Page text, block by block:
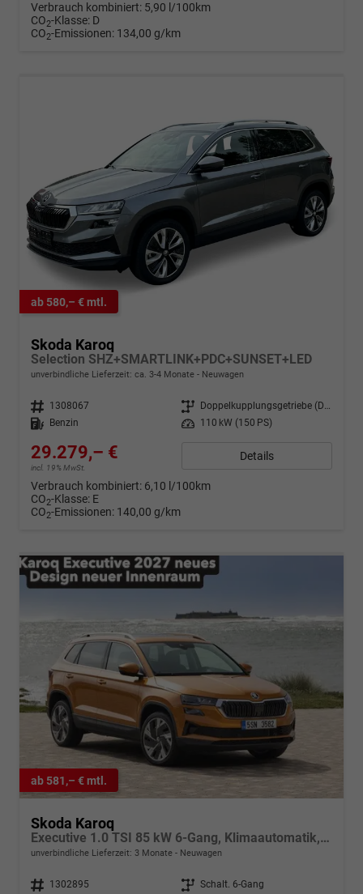
Verbrauch kombiniert: 5,90 l/100km
CO2-Klasse: D
CO2-Emissionen: 134,00 g/km
ab 580,– € mtl.
Skoda Karoq
Selection SHZ+SMARTLINK+PDC+SUNSET+LED
unverbindliche Lieferzeit: ca. 3-4 Monate Neuwagen
Fahrzeugnr. 1308067 Getriebe
Doppelkupplungsgetriebe (DSG)
Kraftstoff
Benzin Leistung 110 kW (150 PS)
29.279,– €
incl. 19% MwSt.
Details
Verbrauch kombiniert: 6,10 l/100km
CO2-Klasse: E
CO2-Emissionen: 140,00 g/km
ab 581,– € mtl.
Skoda Karoq
Executive 1.0 TSI 85 kW 6-Gang, Klimaautomatik, Metallfarbe, ACC ,PDC v+h, LED, Smart Link, Rückkamera, Sun Set, Reserverad, 4 Jahre Garantie,
unverbindliche Lieferzeit: 3 Monate Neuwagen
Fahrzeugnr. 1302895 Getriebe Schalt. 6-Gang